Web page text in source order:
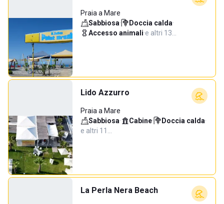
Praia a Mare
Sabbiosa· Doccia calda·
Accesso animali·e altri 13…
Lido Azzurro
Praia a Mare
Sabbiosa· Cabine· Doccia calda·
e altri 11…
La Perla Nera Beach